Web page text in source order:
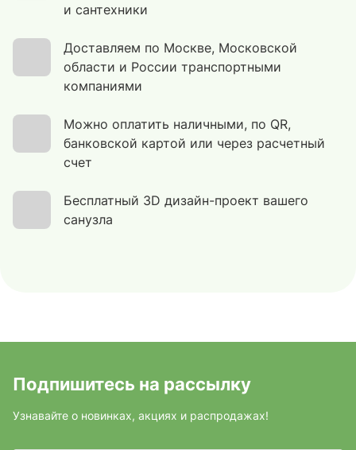
и сантехники
Доставляем по Москве, Московской
области и России транспортными
компаниями
Можно оплатить наличными, по QR,
банковской картой или через расчетный
счет
Бесплатный 3D дизайн-проект вашего
санузла
Подпишитесь на рассылку
Узнавайте о новинках, акциях и распродажах!